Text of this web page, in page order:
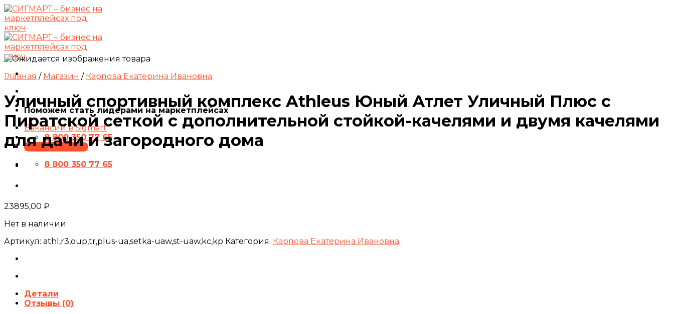
Skip
to
content
Поможем стать лидерами на маркетплейсах
Вакансии в Sigmart
8 800 350 77 65
ПРЕЗЕНТАЦИЯ
8 800 350 77 65
Главная / Магазин / Карпова Екатерина Ивановна
Уличный спортивный комплекс Athleus Юный Атлет Уличный Плюс с
Пиратской сеткой с дополнительной стойкой-качелями и двумя качелями
для дачи и загородного дома
23895,00 ₽
Нет в наличии
Артикул: athl,r3,oup,tr,plus-ua,setka-uaw,st-uaw,kc,kp Категория: Карпова Екатерина Ивановна
Детали
Отзывы (0)